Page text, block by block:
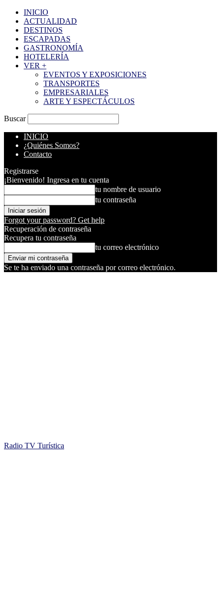
INICIO
ACTUALIDAD
DESTINOS
ESCAPADAS
GASTRONOMÍA
HOTELERÍA
VER +
EVENTOS Y EXPOSICIONES
TRANSPORTES
EMPRESARIALES
ARTE Y ESPECTÁCULOS
Buscar
INICIO
¿Quiénes Somos?
Contacto
Registrarse
¡Bienvenido! Ingresa en tu cuenta
tu nombre de usuario
tu contraseña
Forgot your password? Get help
Recuperación de contraseña
Recupera tu contraseña
tu correo electrónico
Se te ha enviado una contraseña por correo electrónico.
Radio TV Turística